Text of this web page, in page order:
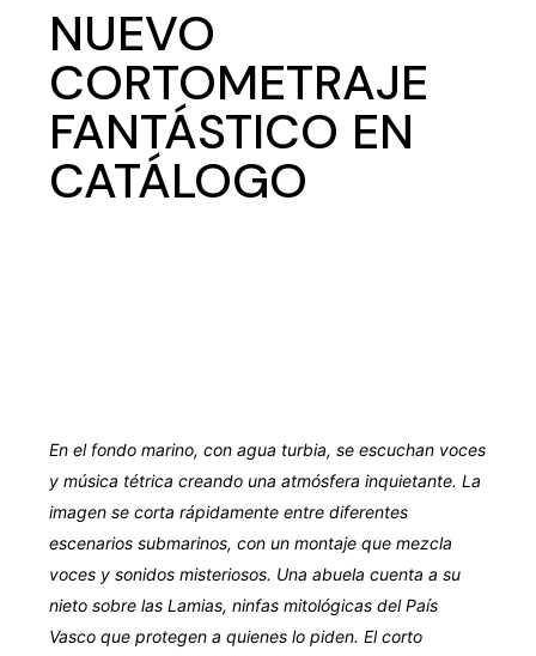
NUEVO
CORTOMETRAJE
FANTÁSTICO EN
CATÁLOGO
En el fondo marino, con agua turbia, se escuchan voces
y música tétrica creando una atmósfera inquietante. La
imagen se corta rápidamente entre diferentes
escenarios submarinos, con un montaje que mezcla
voces y sonidos misteriosos. Una abuela cuenta a su
nieto sobre las Lamias, ninfas mitológicas del País
Vasco que protegen a quienes lo piden. El corto